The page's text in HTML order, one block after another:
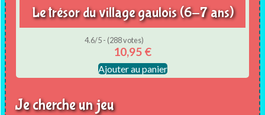
Le trésor du village gaulois (6-7 ans)
4.6/5 - (288 votes)
10,95 €
Ajouter au panier
Je cherche un jeu